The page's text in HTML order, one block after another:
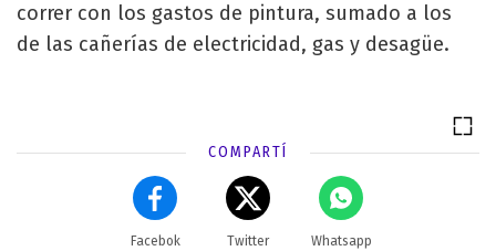
correr con los gastos de pintura, sumado a los
de las cañerías de electricidad, gas y desagüe.
COMPARTÍ
Facebok Twitter Whatsapp